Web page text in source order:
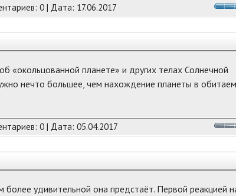
0 | Дата: 17.06.2017
«окольцованной планете» и других телах Солнечной
нечто большее, чем нахождение планеты в
0 | Дата:05.04.2017
более удивительной она предстаёт. Первой реакцией